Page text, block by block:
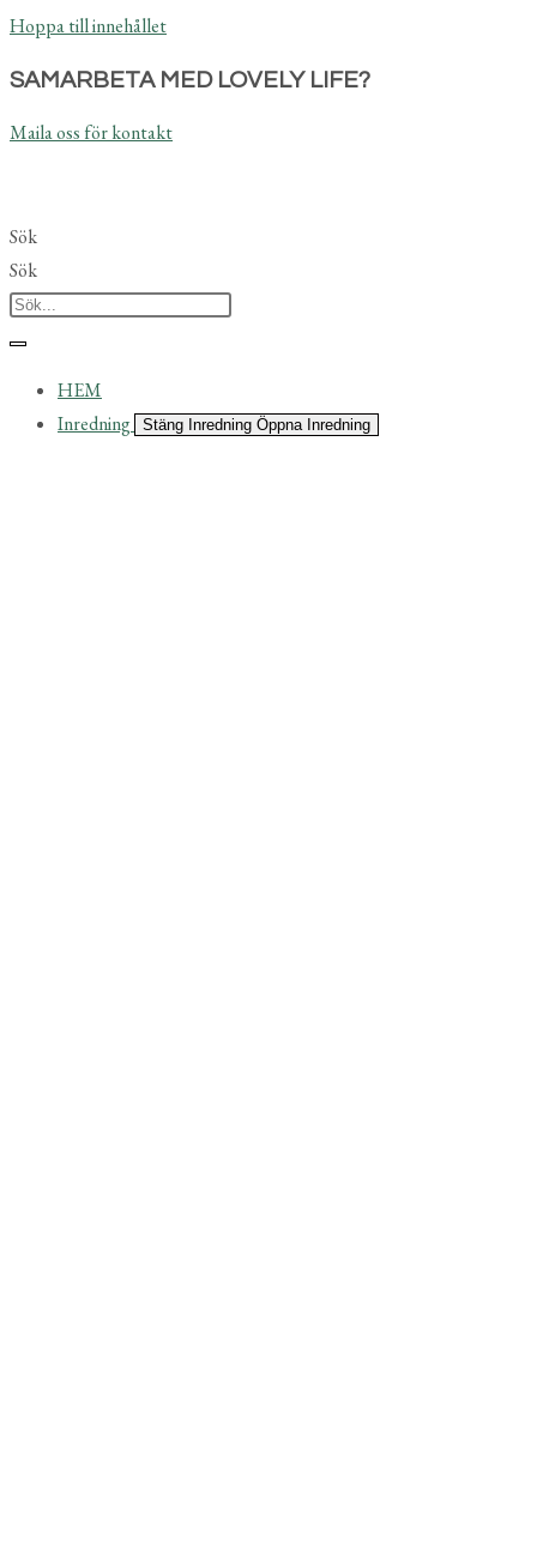
Hoppa till innehållet
SAMARBETA MED LOVELY LIFE?
Maila oss för kontakt
Sök
Sök
HEM
Inredning
Stäng Inredning Öppna Inredning